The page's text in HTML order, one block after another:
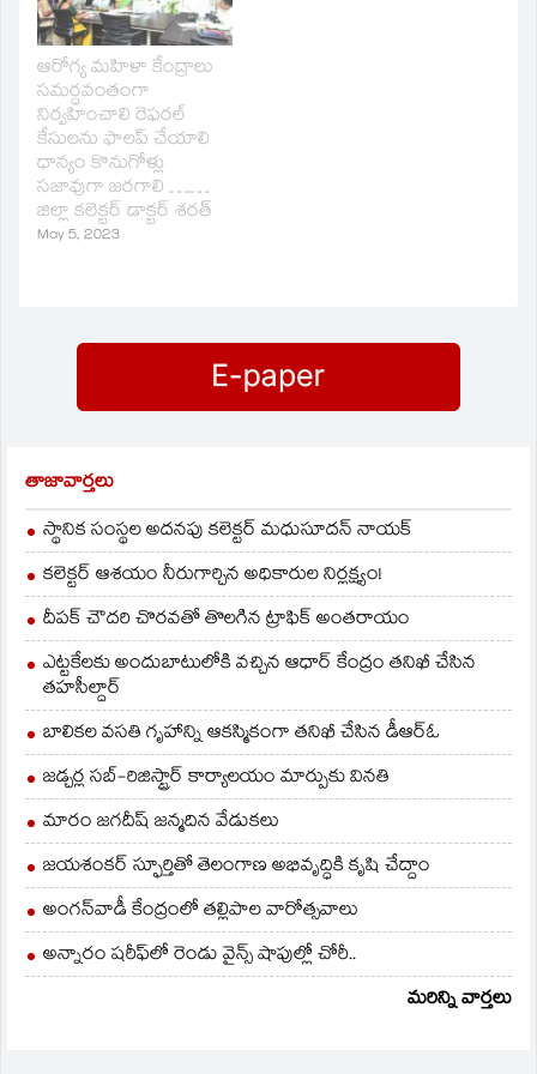
ఆరోగ్య మహిళా కేంద్రాలు
సమర్ధవంతంగా
నిర్వహించాలి రెఫరల్
కేసులను ఫాలప్ చేయాలి
ధాన్యం కొనుగోళ్లు
సజావుగా జరగాలి ……
జిల్లా కలెక్టర్ డాక్టర్ శరత్
May 5, 2023
తాజావార్తలు
స్థానిక సంస్థల అదనపు కలెక్టర్ మధుసూదన్ నాయక్
కలెక్టర్ ఆశయం నీరుగార్చిన అధికారుల నిర్లక్ష్యం!
దీపక్ చౌదరి చొరవతో తొలగిన ట్రాఫిక్‌ అంతరాయం
ఎట్టకేలకు అందుబాటులోకి వచ్చిన ఆధార్ కేంద్రం తనిఖీ చేసిన
తహసీల్దార్
బాలికల వసతి గృహాన్ని ఆకస్మికంగా తనిఖీ చేసిన డీఆర్ఓ
జడ్చర్ల సబ్-రిజిస్ట్రార్ కార్యాలయం మార్పుకు వినతి
మారం జగదీష్ జన్మదిన వేడుకలు
జయశంకర్ స్ఫూర్తితో తెలంగాణ అభివృద్ధికి కృషి చేద్దాం
అంగన్‌వాడీ కేంద్రంలో తల్లిపాల వారోత్సవాలు
అన్నారం షరీఫ్‌లో రెండు వైన్స్ షాపుల్లో చోరీ..
మరిన్ని వార్తలు